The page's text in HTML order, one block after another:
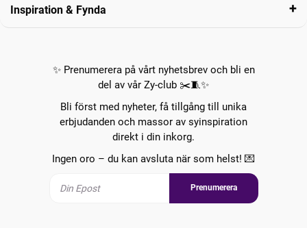
Inspiration & Fynda
✨ Prenumerera på vårt nyhetsbrev och bli en
del av vår Zy-club ✂️🧵✨
Bli först med nyheter, få tillgång till unika
erbjudanden och massor av syinspiration
direkt i din inkorg.
Ingen oro – du kan avsluta när som helst! 💌
Prenumerera